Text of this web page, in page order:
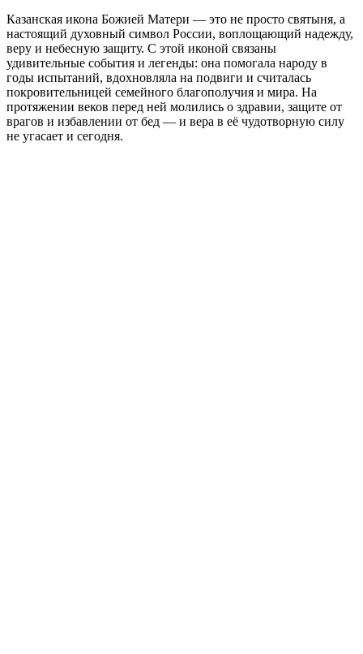
Казанская икона Божией Матери — это не просто святыня, а
настоящий духовный символ России, воплощающий надежду,
веру и небесную защиту. С этой иконой связаны
удивительные события и легенды: она помогала народу в
годы испытаний, вдохновляла на подвиги и считалась
покровительницей семейного благополучия и мира. На
протяжении веков перед ней молились о здравии, защите от
врагов и избавлении от бед — и вера в её чудотворную силу
не угасает и сегодня.